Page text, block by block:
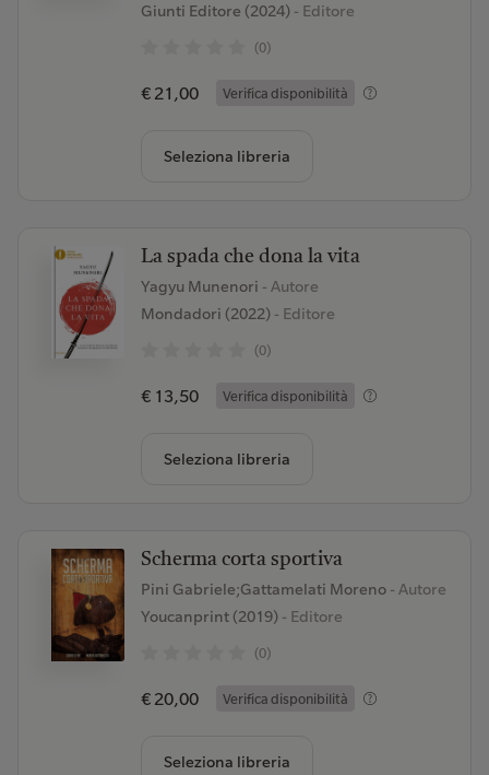
Giunti Editore (2024)- Editore
(0)
€ 21,00 Verifica disponibilità
Seleziona libreria
La spada che dona la vita
Yagyu Munenori - Autore
Mondadori (2022)- Editore
(0)
€ 13,50 Verifica disponibilità
Seleziona libreria
Scherma corta sportiva
Pini Gabriele;Gattamelati Moreno - Autore
Youcanprint (2019)- Editore
(0)
€ 20,00 Verifica disponibilità
Seleziona libreria